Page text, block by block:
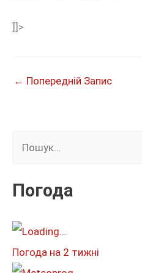
]]>
← Попередній Запис
к
т
:
Погода
Погода на 2 тижні